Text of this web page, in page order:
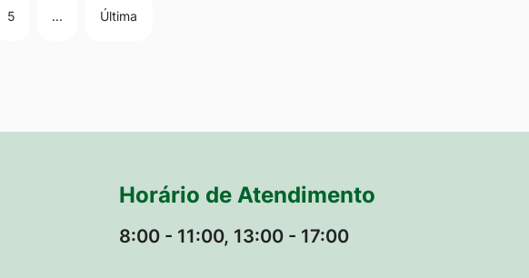
5 ... Última
Horário de Atendimento
8:00 - 11:00, 13:00 - 17:00